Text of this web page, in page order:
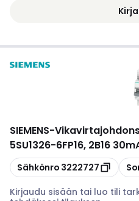
SIEMENS-
5SU1326-6FP16, 2B16
Kopioi
Sähkönro 3222727
Kirjaudu sisään tai luo tili